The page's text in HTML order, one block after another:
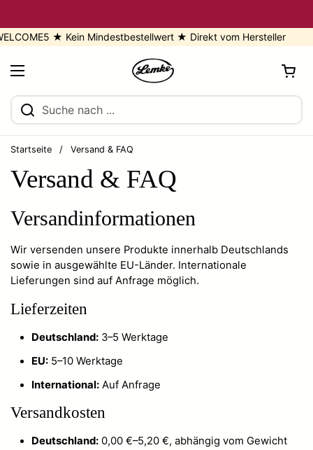
★ Kein Mindestbestellwert ★ Direkt vom Hersteller
Menü öffnen
Warenkorb
Startseite / Versand & FAQ
Versand & FAQ
Versandinformationen
Wir versenden unsere Produkte innerhalb Deutschlands
sowie in ausgewählte EU-Länder. Internationale
Lieferungen sind auf Anfrage möglich.
Lieferzeiten
Deutschland:3–5 Werktage
EU:5–10 Werktage
International:Auf Anfrage
Versandkosten
Deutschland:0,00 €–5,20 €, abhängig vom Gewicht